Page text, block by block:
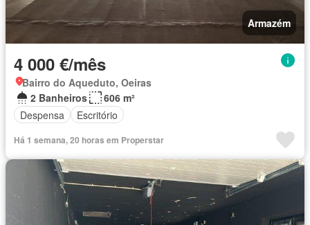
Armazém
4 000 €/mês
Bairro do Aqueduto, Oeiras
2 Banheiros
606 m²
Despensa
Escritório
Há 1 semana, 20 horas em Properstar